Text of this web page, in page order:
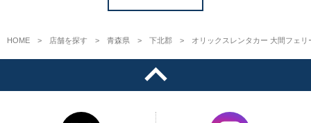
HOME 店舗を探す 青森県 下北郡 オリックスレンタカー 大間フェリ